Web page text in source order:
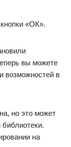
«ОК».
вы можете
возможностей в
но это может
на